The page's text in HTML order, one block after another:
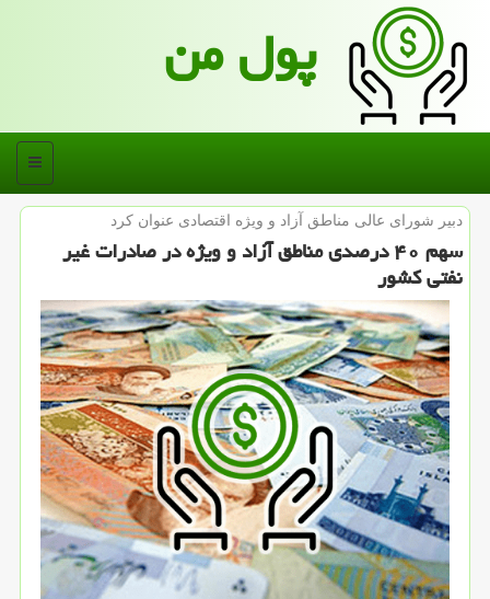
پول من
منو
دبیر شورای عالی مناطق آزاد و ویژه اقتصادی عنوان كرد
سهم ۴۰ درصدی مناطق آزاد و ویژه در صادرات غیر
نفتی كشور